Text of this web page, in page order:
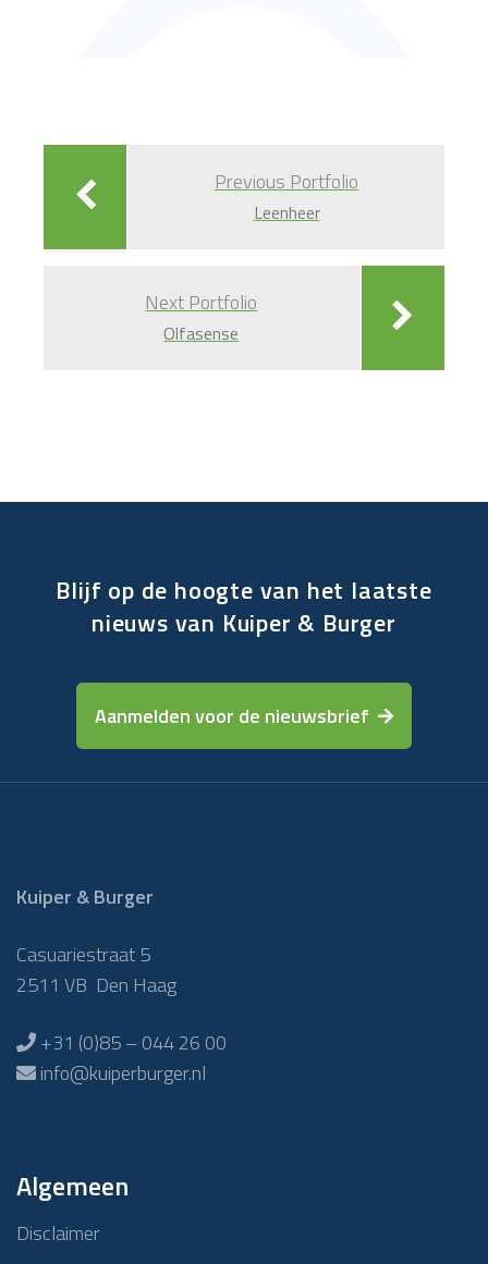
navigatie
Previous Portfolio
Leenheer
Next Portfolio
Olfasense
Blijf op de hoogte van het laatste
nieuws van Kuiper & Burger
Aanmelden voor de nieuwsbrief
Kuiper & Burger
Casuariestraat 5
2511 VB Den Haag
+31 (0)85 – 044 26 00
info@kuiperburger.nl
Algemeen
Disclaimer